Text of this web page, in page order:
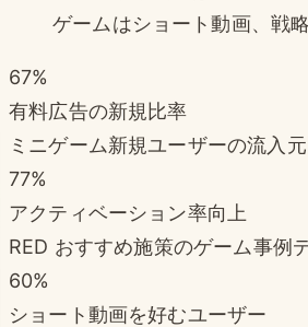
ゲームはショート動画、戦
67%
有料広告の新規比率
ミニゲーム新規ユーザーの流入
77%
アクティベーション率向上
RED おすすめ施策のゲーム事例
60%
ショート動画を好むユーザー